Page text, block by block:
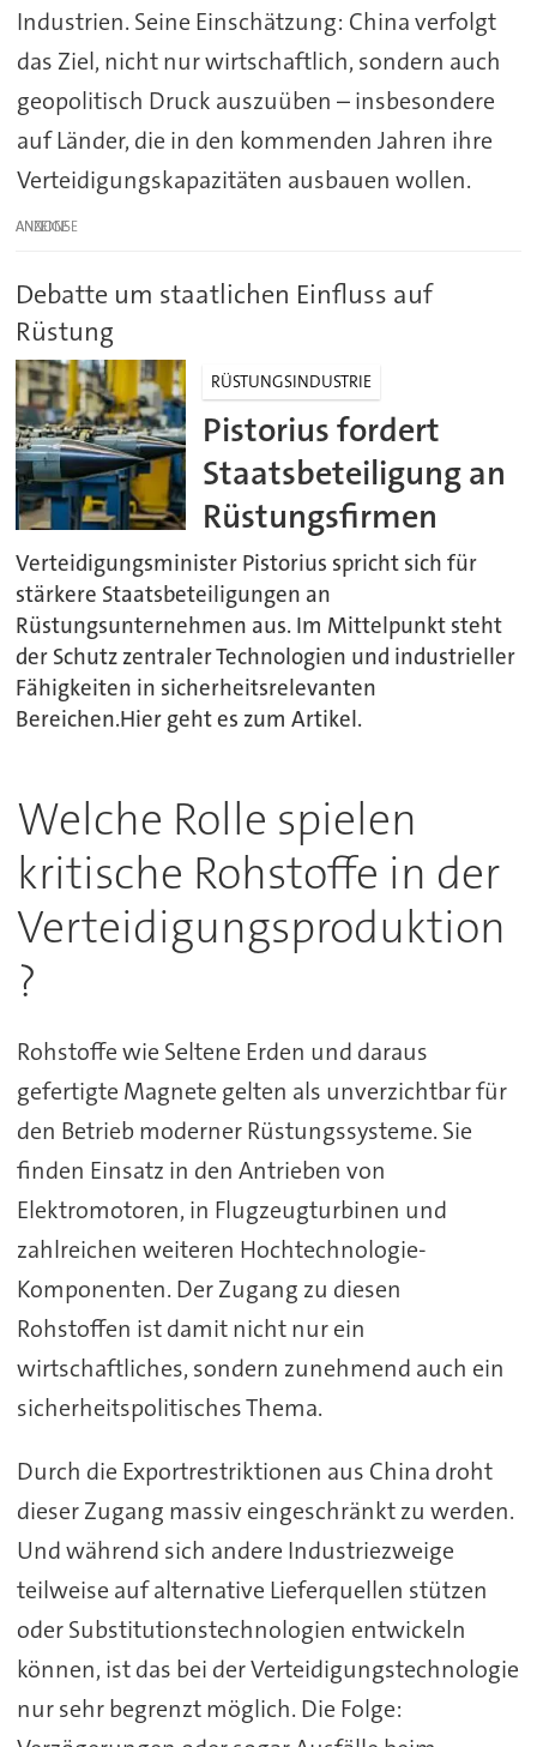
Industrien. Seine Einschätzung: China verfolgt
das Ziel, nicht nur wirtschaftlich, sondern auch
geopolitisch Druck auszuüben – insbesondere
auf Länder, die in den kommenden Jahren ihre
Verteidigungskapazitäten ausbauen wollen.
ANZEIGE
Debatte um staatlichen Einfluss auf
Rüstung
RÜSTUNGSINDUSTRIE
Pistorius fordert
Staatsbeteiligung an
Rüstungsfirmen
Verteidigungsminister Pistorius spricht sich für
stärkere Staatsbeteiligungen an
Rüstungsunternehmen aus. Im Mittelpunkt steht
der Schutz zentraler Technologien und industrieller
Fähigkeiten in sicherheitsrelevanten
Bereichen.Hier geht es zum Artikel.
Welche Rolle spielen
kritische Rohstoffe in der
Verteidigungsproduktion
?
Rohstoffe wie Seltene Erden und daraus
gefertigte Magnete gelten als unverzichtbar für
den Betrieb moderner Rüstungssysteme. Sie
finden Einsatz in den Antrieben von
Elektromotoren, in Flugzeugturbinen und
zahlreichen weiteren Hochtechnologie-
Komponenten. Der Zugang zu diesen
Rohstoffen ist damit nicht nur ein
wirtschaftliches, sondern zunehmend auch ein
sicherheitspolitisches Thema.
Durch die Exportrestriktionen aus China droht
dieser Zugang massiv eingeschränkt zu werden.
Und während sich andere Industriezweige
teilweise auf alternative Lieferquellen stützen
oder Substitutionstechnologien entwickeln
können, ist das bei der Verteidigungstechnologie
nur sehr begrenzt möglich. Die Folge: